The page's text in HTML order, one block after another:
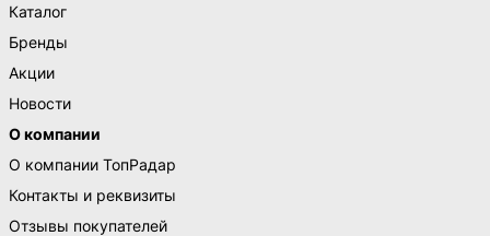
Каталог
Бренды
Акции
Новости
О компании
О компании ТопРадар
Контакты и реквизиты
Отзывы покупателей